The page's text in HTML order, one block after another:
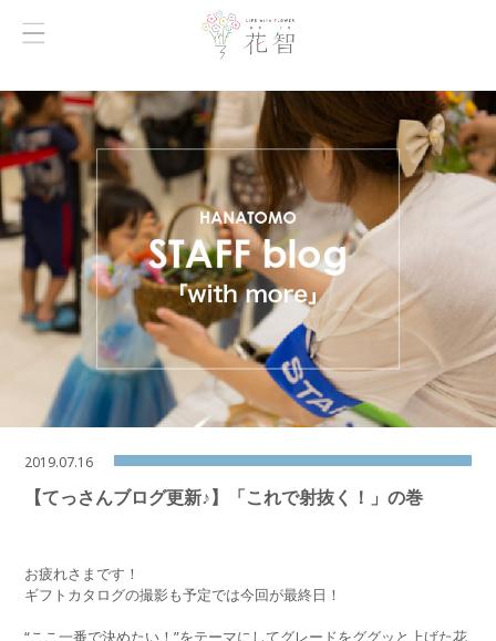
2019.07.16
【てっさんブログ更新♪】「これで射抜く！」の巻
お疲れさまです！
ギフトカタログの撮影も予定では今回が最終日！
“ここ一番で決めたい！”をテーマにしてグレードをググッと上げた花